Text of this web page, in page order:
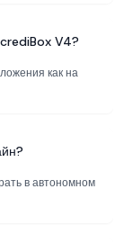
V4?
как на
в автономном